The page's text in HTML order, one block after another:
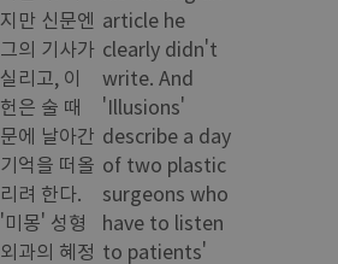
지만 신문엔
그의 기사가
실리고, 이
헌은 술 때
문에 날아간
기억을 떠올
리려 한다.
'미몽' 성형
외과의 혜정
article he
clearly didn't
write. And
'Illusions'
describe a day
of two plastic
surgeons who
have to listen
to patients'